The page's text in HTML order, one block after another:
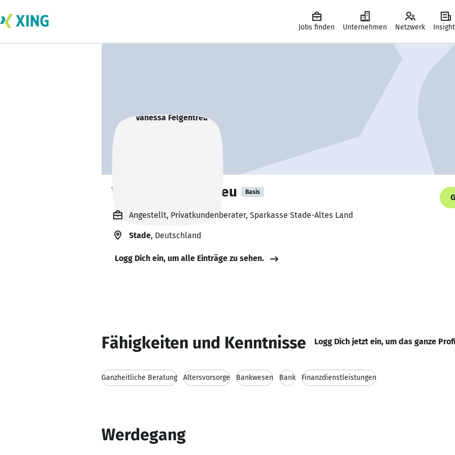
Jobs finden Unternehmen Netzwerk
Vanessa Felgentreu Basis
Angestellt, Privatkundenberater, Sparkasse Stade-Altes Land
Stade, Deutschland
Logg Dich ein, um alle Einträge zu sehen.
Fähigkeiten und Kenntnisse Logg Dich jetzt ein, um das ganze
Ganzheitliche Beratung Altersvorsorge Bankwesen Bank Finanzdienstleistungen
Werdegang